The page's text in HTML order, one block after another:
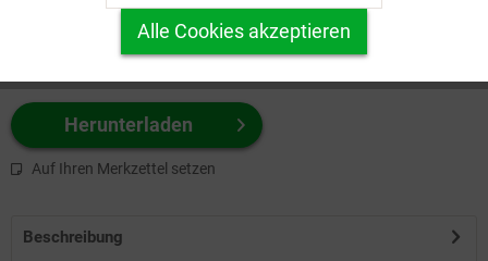
Herunterladen
Auf Ihren Merkzettel setzen
Beschreibung
Personalisierung Inaktiv
Service
Alle Cookies akzeptieren